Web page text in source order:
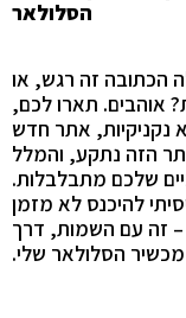
הסלולאר
הכתובה זה רגש, או
אוהבים. תארו לכם,
נקניקיות, אתר חדש
הזה נתקע, והמלל
שלכם מתבלבלות.
להיכנס לא מזמן
– זה עם השמות, דרך
מכשיר הסלולאר שלי.